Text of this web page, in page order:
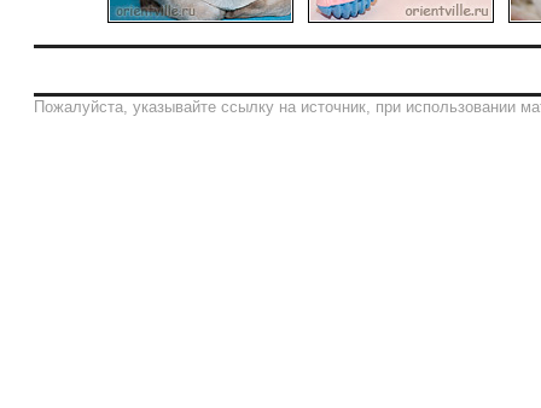
Пожалуйста, указывайте ссылку на источник, при использовании